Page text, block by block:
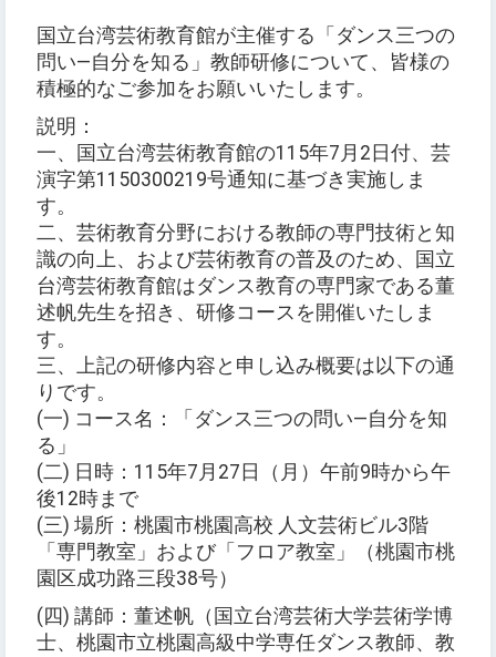
国立台湾芸術教育館が主催する「ダンス三つの
問い―自分を知る」教師研修について、皆様の
積極的なご参加をお願いいたします。
説明：
一、国立台湾芸術教育館の115年7月2日付、芸
演字第1150300219号通知に基づき実施しま
す。
二、芸術教育分野における教師の専門技術と知
識の向上、および芸術教育の普及のため、国立
台湾芸術教育館はダンス教育の専門家である董
述帆先生を招き、研修コースを開催いたしま
す。
三、上記の研修内容と申し込み概要は以下の通
りです。
(一) コース名：「ダンス三つの問い―自分を知
る」
(二) 日時：115年7月27日（月）午前9時から午
後12時まで
(三) 場所：桃園市桃園高校 人文芸術ビル3階
「専門教室」および「フロア教室」（桃園市桃
園区成功路三段38号）
(四) 講師：董述帆（国立台湾芸術大学芸術学博
士、桃園市立桃園高級中学専任ダンス教師、教